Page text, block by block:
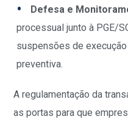
Defesa e
processual junto à PGE/
suspensões de
preventiva.
A regulamentação da
as portas para que